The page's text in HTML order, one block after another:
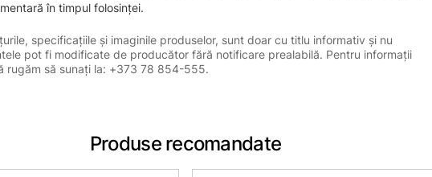
în timpul folosinței.
specificațiile și imaginile produselor, sunt doar cu titlu informativ și nu
pot fi modificate de producător fără notificare prealabilă. Pentru informații
rugăm să sunați la: +373 78 854-555.
Produse recomandate